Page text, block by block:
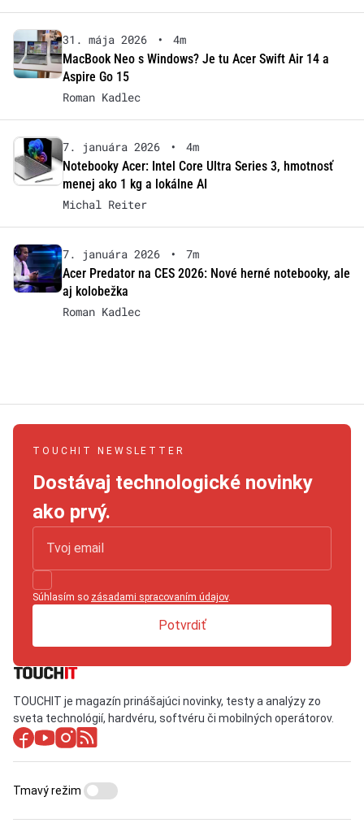
31. mája 2026 •
4m
MacBook Neo s Windows? Je tu Acer Swift Air 14 a
Aspire Go 15
Roman Kadlec
7. januára 2026 •
4m
Notebooky Acer: Intel Core Ultra Series 3, hmotnosť
menej ako 1 kg a lokálne AI
Michal Reiter
7. januára 2026 •
7m
Acer Predator na CES 2026: Nové herné notebooky, ale
aj kolobežka
Roman Kadlec
TOUCHIT NEWSLETTER
Dostávaj technologické novinky
ako prvý.
Súhlasím so zásadami spracovaním údajov.
Potvrdiť
TOUCHIT je magazín prinášajúci novinky, testy a analýzy zo
sveta technológií, hardvéru, softvéru či mobilných operátorov.
Tmavý režim